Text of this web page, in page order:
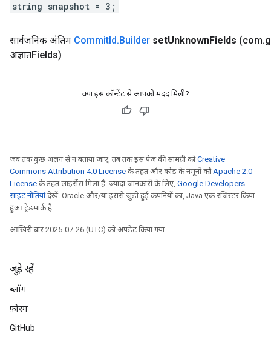
string snapshot = 3;
सार्वजनिक अंतिम CommitId.Builder setUnknownFields (com.
अज्ञातFields)
क्या इस कॉन्टेंट से आपको मदद मिली?
जब तक कुछ अलग से न बताया जाए, तब तक इस पेज की सामग्री कोCreative
Commons Attribution 4.0 License के तहत और कोड के नमूनों कोApache 2.0
License के तहत लाइसेंस मिला है. ज़्यादा जानकारी के लिए, Google Developers
साइट नीतियांदेखें. Oracle और/या इससे जुड़ी हुई कंपनियों का, Java एक रजिस्टर किया
हुआ ट्रेडमार्क है.
आखिरी बार 2025-07-26 (UTC) को अपडेट किया गया.
जुड़े रहें
ब्लॉग
फ़ोरम
GitHub